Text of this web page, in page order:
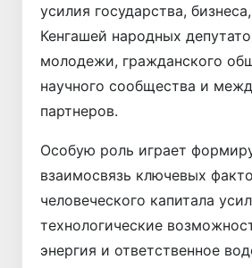
усилия государства,
Кенгашей народных
молодежи, гражданского
научного сообщества и
партнеров.
Особую роль играет
взаимо­связь ключевых
человеческого капитала
технологические
энергия и ответственное